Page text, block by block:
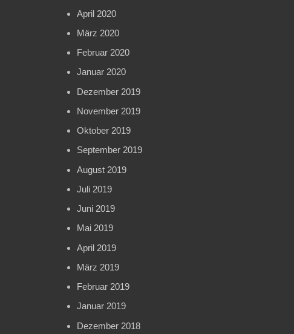
April 2020
März 2020
Februar 2020
Januar 2020
Dezember 2019
November 2019
Oktober 2019
September 2019
August 2019
Juli 2019
Juni 2019
Mai 2019
April 2019
März 2019
Februar 2019
Januar 2019
Dezember 2018